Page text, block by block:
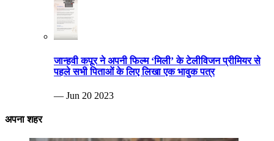
जान्हवी कपूर ने अपनी फिल्म ‘मिली’ के टेलीविजन प्रीमियर से
पहले सभी पिताओं के लिए लिखा एक भावुक पत्र
— Jun 20 2023
अपना शहर